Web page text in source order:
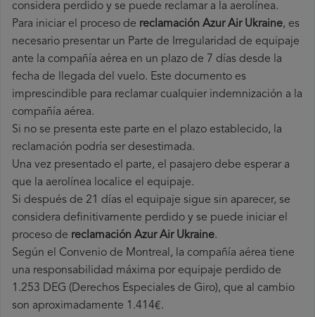
considera perdido y se puede reclamar a la aerolínea.
Para iniciar el proceso de reclamación Azur Air Ukraine, es
necesario presentar un Parte de Irregularidad de equipaje
ante la compañía aérea en un plazo de 7 días desde la
fecha de llegada del vuelo. Este documento es
imprescindible para reclamar cualquier indemnización a la
compañía aérea.
Si no se presenta este parte en el plazo establecido, la
reclamación podría ser desestimada.
Una vez presentado el parte, el pasajero debe esperar a
que la aerolínea localice el equipaje.
Si después de 21 días el equipaje sigue sin aparecer, se
considera definitivamente perdido y se puede iniciar el
proceso de reclamación Azur Air Ukraine.
Según el Convenio de Montreal, la compañía aérea tiene
una responsabilidad máxima por equipaje perdido de
1.253 DEG (Derechos Especiales de Giro), que al cambio
son aproximadamente 1.414€.